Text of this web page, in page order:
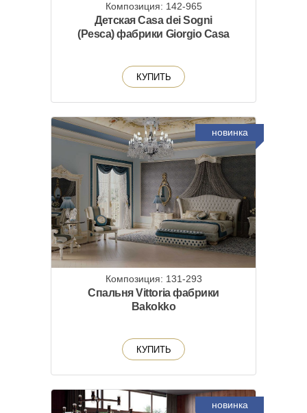
Композиция: 142-965
Детская Casa dei Sogni
(Pesca) фабрики Giorgio Casa
КУПИТЬ
новинка
Композиция: 131-293
Спальня Vittoria фабрики
Bakokko
КУПИТЬ
новинка